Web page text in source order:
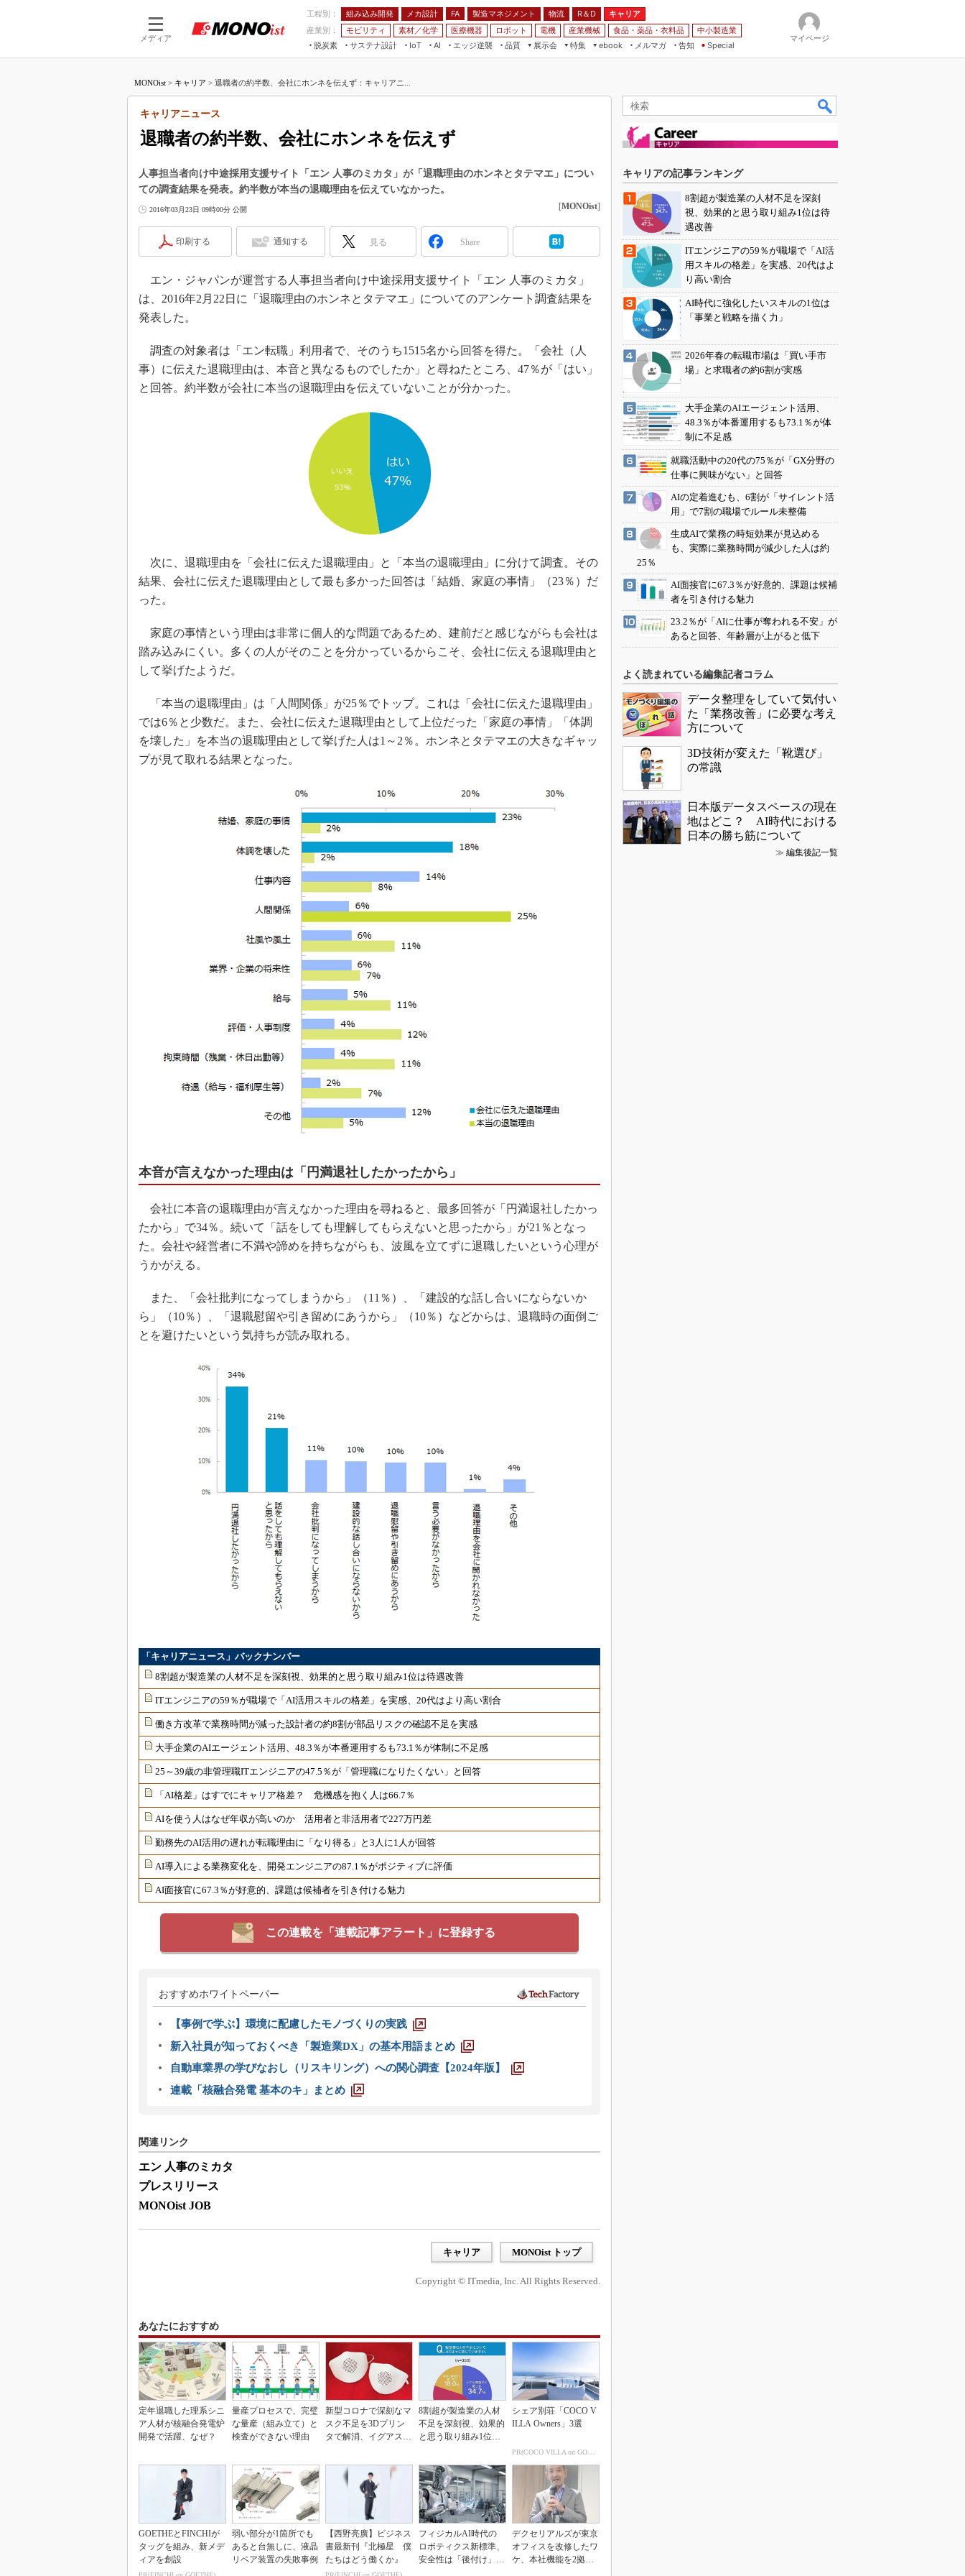
メディア
工程別： 組み込み開発 メカ設計 FA 製造マネジメント 物流 R＆D
キャリア
産業別：
モビリティ 素材／化学 医療機器 ロボット 電機 産業機械 食品・薬品・衣料品
中小製造業
脱炭素
サステナ設計
IoT
つながる工場
AI
AI×設備保全
エッジ逆襲 品質
展示会
JIMTOF
IIFES
人テク展
スマート工場EXPO
特集
VR／AR
フィールドサービス
FPGA
組み込み画像技術
Windows Embedded
ISO26262
無償設計ツール
デジタルツインとCAE
S＆OP
インダストリー4.0
メイドインジャパン
植物工場
ebook
FA
素材／化学
メルマガ
告知 Special
マイページ
MONOist > キャリア > 退職者の約半数、会社にホンネを伝えず：キャリアニ...
退職者の約半数、会社にホンネを伝えず
キャリアニュース
人事担当者向け中途採用支援サイト「エン 人事のミカタ」が「退職理由のホンネとタテマエ」につい
ての調査結果を発表。約半数が本当の退職理由を伝えていなかった。
2016年03月23日 09時00分 公開 [MONOist]
印刷する 通知する 見る Share
エン・ジャパンが運営する人事担当者向け中途採用支援サイト「エン 人事のミカタ」
は、2016年2月22日に「退職理由のホンネとタテマエ」についてのアンケート調査結果を
発表した。
調査の対象者は「エン転職」利用者で、そのうち1515名から回答を得た。「会社（人
事）に伝えた退職理由は、本音と異なるものでしたか」と尋ねたところ、47％が「はい」
と回答。約半数が会社に本当の退職理由を伝えていないことが分かった。
次に、退職理由を「会社に伝えた退職理由」と「本当の退職理由」に分けて調査。その
結果、会社に伝えた退職理由として最も多かった回答は「結婚、家庭の事情」（23％）だ
った。
家庭の事情という理由は非常に個人的な問題であるため、建前だと感じながらも会社は
踏み込みにくい。多くの人がそのことを分かっているからこそ、会社に伝える退職理由と
して挙げたようだ。
「本当の退職理由」は「人間関係」が25％でトップ。これは「会社に伝えた退職理由」
では6％と少数だ。また、会社に伝えた退職理由として上位だった「家庭の事情」「体調
を壊した」を本当の退職理由として挙げた人は1～2％。ホンネとタテマエの大きなギャッ
プが見て取れる結果となった。
本音が言えなかった理由は「円満退社したかったから」
会社に本音の退職理由が言えなかった理由を尋ねると、最多回答が「円満退社したかっ
たから」で34％。続いて「話をしても理解してもらえないと思ったから」が21％となっ
た。会社や経営者に不満や諦めを持ちながらも、波風を立てずに退職したいという心理が
うかがえる。
また、「会社批判になってしまうから」（11％）、「建設的な話し合いにならないか
ら」（10％）、「退職慰留や引き留めにあうから」（10％）などからは、退職時の面倒ご
とを避けたいという気持ちが読み取れる。
「キャリアニュース」バックナンバー
8割超が製造業の人材不足を深刻視、効果的と思う取り組み1位は待遇改善
ITエンジニアの59％が職場で「AI活用スキルの格差」を実感、20代はより高い割合
働き方改革で業務時間が減った設計者の約8割が部品リスクの確認不足を実感
大手企業のAIエージェント活用、48.3％が本番運用するも73.1％が体制に不足感
25～39歳の非管理職ITエンジニアの47.5％が「管理職になりたくない」と回答
「AI格差」はすでにキャリア格差？ 危機感を抱く人は66.7％
AIを使う人はなぜ年収が高いのか 活用者と非活用者で227万円差
勤務先のAI活用の遅れが転職理由に「なり得る」と3人に1人が回答
AI導入による業務変化を、開発エンジニアの87.1％がポジティブに評価
AI面接官に67.3％が好意的、課題は候補者を引き付ける魅力
この連載を「連載記事アラート」に登録する
おすすめホワイトペーパー
【事例で学ぶ】環境に配慮したモノづくりの実践
新入社員が知っておくべき「製造業DX」の基本用語まとめ
自動車業界の学びなおし（リスキリング）への関心調査【2024年版】
連載「核融合発電 基本のキ」まとめ
関連リンク
エン 人事のミカタ
プレスリリース
MONOist JOB
キャリア MONOist トップ
Copyright © ITmedia, Inc. All Rights Reserved.
あなたにおすすめ
定年退職した理系シニ
ア人材が核融合発電炉
開発で活躍、なぜ？
量産プロセスで、完璧
な量産（組み立て）と
検査ができない理由
新型コロナで深刻なマ
スク不足を3Dプリン
タで解消、イグアスが
8割超が製造業の人材
不足を深刻視、効果的
と思う取り組み1位は
シェア別荘「COCO V
ILLA Owners」3選
PR(COCO VILLA on GOETHE)
GOETHEとFINCHIが
タッグを組み、新メデ
ィアを創設
弱い部分が1箇所でも
あると台無しに、液晶
リペア装置の失敗事例
【西野亮廣】ビジネス
書最新刊『北極星 僕
たちはどう働くか』
フィジカルAI時代の
ロボティクス新標準、
安全性は「後付け」で
デクセリアルズが東京
オフィスを改修したワ
ケ、本社機能を2拠点
キャリアの記事ランキング
8割超が製造業の人材不足を深刻
視、効果的と思う取り組み1位は待
遇改善
ITエンジニアの59％が職場で「AI活
用スキルの格差」を実感、20代はよ
り高い割合
AI時代に強化したいスキルの1位は
「事業と戦略を描く力」
2026年春の転職市場は「買い手市
場」と求職者の約6割が実感
大手企業のAIエージェント活用、
48.3％が本番運用するも73.1％が体
制に不足感
就職活動中の20代の75％が「GX分野の
仕事に興味がない」と回答
AIの定着進むも、6割が「サイレント活
用」で7割の職場でルール未整備
生成AIで業務の時短効果が見込める
も、実際に業務時間が減少した人は約
25％
AI面接官に67.3％が好意的、課題は候補
者を引き付ける魅力
23.2％が「AIに仕事が奪われる不安」が
あると回答、年齢層が上がると低下
よく読まれている編集記者コラム
データ整理をしていて気付い
た「業務改善」に必要な考え
方について
3D技術が変えた「靴選び」
の常識
日本版データスペースの現在
地はどこ？ AI時代における
日本の勝ち筋について
≫ 編集後記一覧